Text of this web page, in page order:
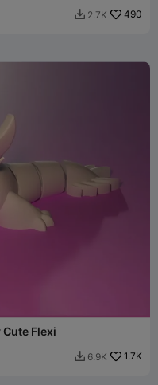
 2.7K 490
Flexi
 6.9K 1.7K